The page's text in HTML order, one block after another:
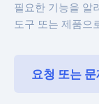
필요한 기능을 알
도구 또는 제품으
요청 또는 문